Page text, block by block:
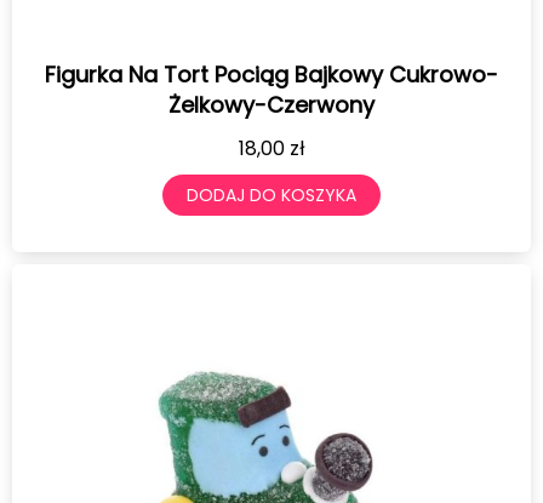
Figurka Na Tort Pociąg Bajkowy Cukrowo-
Żelkowy-Czerwony
18,00 zł
DODAJ DO KOSZYKA